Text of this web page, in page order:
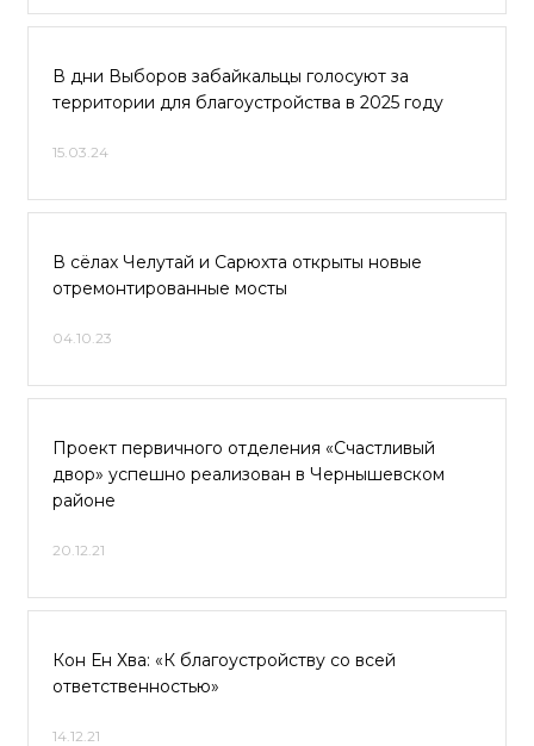
В дни Выборов забайкальцы голосуют за
территории для благоустройства в 2025 году
15.03.24
В сёлах Челутай и Сарюхта открыты новые
отремонтированные мосты
04.10.23
Проект первичного отделения «Счастливый
двор» успешно реализован в Чернышевском
районе
20.12.21
Кон Ен Хва: «К благоустройству со всей
ответственностью»
14.12.21